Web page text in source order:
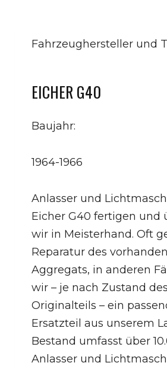
Fahrzeughersteller und
EICHER G40
Baujahr:
1964-1966
Anlasser und
Eicher G40 fertigen und
wir in Meisterhand. Oft
Reparatur des
Aggregats, in anderen
wir – je nach Zustand des
Originalteils – ein
Ersatzteil aus unserem
Bestand umfasst über
Anlasser und